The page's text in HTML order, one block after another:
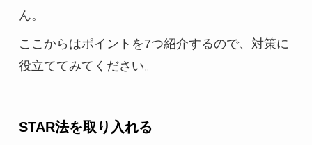
ん。
ここからはポイントを7つ紹介するので、対策に
役立ててみてください。
STAR法を取り入れる